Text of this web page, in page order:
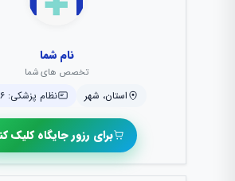
نام شما
تخصص های شما
استان، شهر نظام پزشکی: ۱۲۳۴۵۶
برای رزور جایگاه کلیک